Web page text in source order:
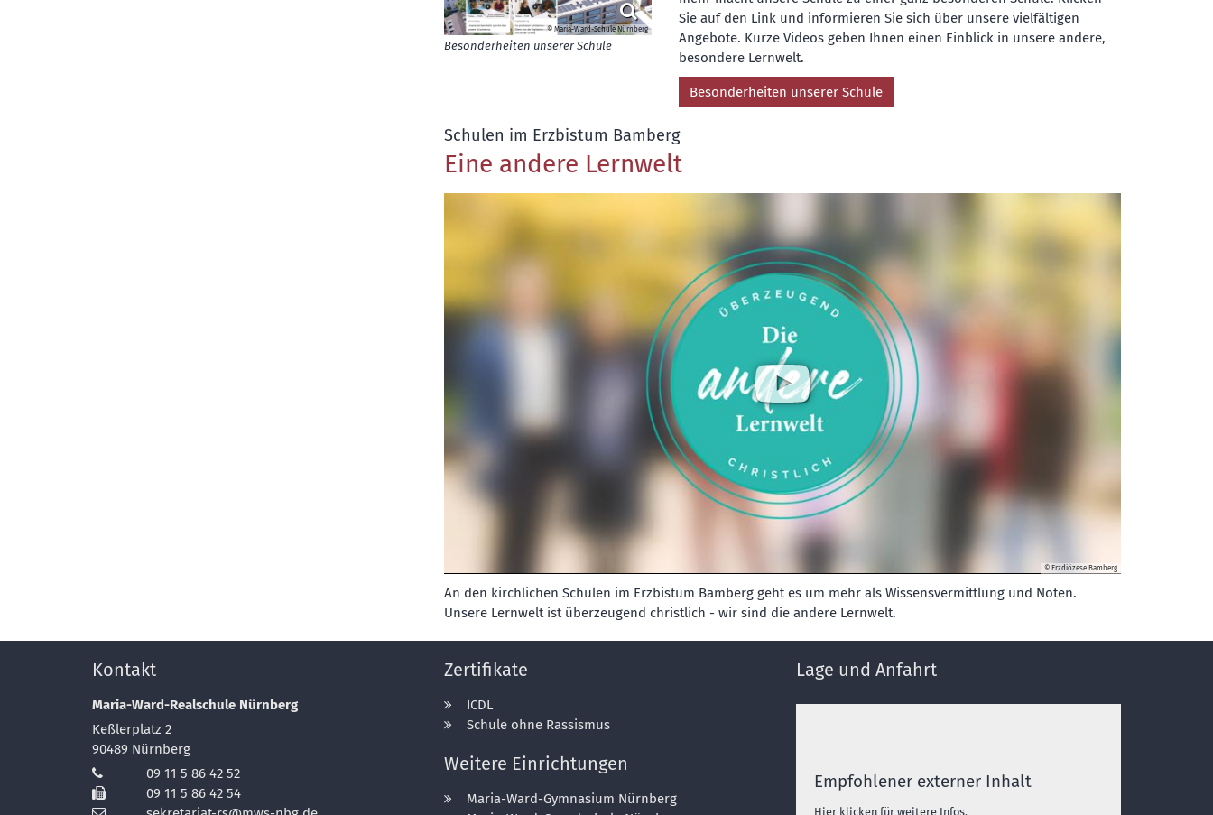
© Maria-Ward-Schule Nürnberg
Besonderheiten unserer Schule
Sie auf den Link und informieren Sie sich über unsere vielfältigen
Angebote. Kurze Videos geben Ihnen einen Einblick in unsere andere,
besondere Lernwelt.
Besonderheiten unserer Schule
Schulen im Erzbistum Bamberg:
Eine andere Lernwelt
© Erzdiözese Bamberg
An den kirchlichen Schulen im Erzbistum Bamberg geht es um mehr als Wissensvermittlung und Noten.
Unsere Lernwelt ist überzeugend christlich - wir sind die andere Lernwelt.
Kontakt
Maria-Ward-Realschule Nürnberg
Keßlerplatz 2
90489 Nürnberg
09 11 5 86 42 52
09 11 5 86 42 54
Zertifikate
ICDL
Schule ohne Rassismus
Weitere Einrichtungen
Maria-Ward-Gymnasium Nürnberg
Lage und Anfahrt
Empfohlener externer Inhalt
Hier klicken für weitere Infos.